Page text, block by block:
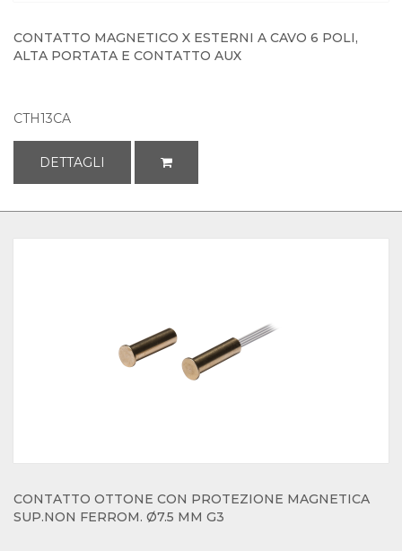
CONTATTO MAGNETICO X ESTERNI A CAVO 6 POLI,
ALTA PORTATA E CONTATTO AUX
CTH13CA
DETTAGLI
CONTATTO OTTONE CON PROTEZIONE MAGNETICA
SUP.NON FERROM. Ø7.5 MM G3